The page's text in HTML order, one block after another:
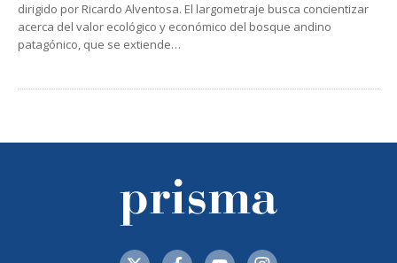
dirigido por Ricardo Alventosa. El largometraje busca concientizar
acerca del valor ecológico y económico del bosque andino
patagónico, que se extiende…